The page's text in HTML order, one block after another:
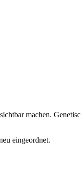
machen.
eingeordnet.